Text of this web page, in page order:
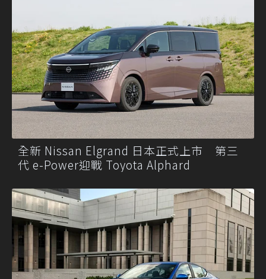
全新 Nissan Elgrand 日本正式上市 第三
代 e-Power迎戰 Toyota Alphard